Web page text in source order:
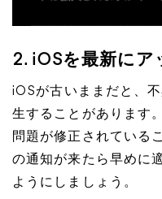
2. iOSを最新にア
iOSが古いままだと、
生することがあります
問題が修正されている
の通知が来たら早めに
ようにしましょう。